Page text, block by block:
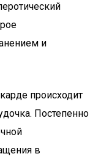
и
происходит
Постепенно
в